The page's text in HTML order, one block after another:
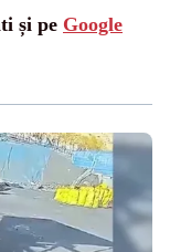
și pe Google